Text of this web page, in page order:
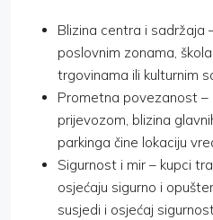
Blizina centra i sadržaja
poslovnim zonama,
trgovinama ili kulturnim
Prometna povezanost
prijevozom, blizina
parkinga čine lokaciju
Sigurnost i mir – kupci
osjećaju sigurno i
susjedi i osjećaj